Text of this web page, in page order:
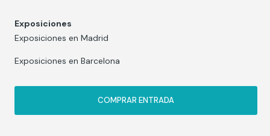
Exposiciones
Exposiciones en Madrid
Exposiciones en Barcelona
COMPRAR ENTRADA